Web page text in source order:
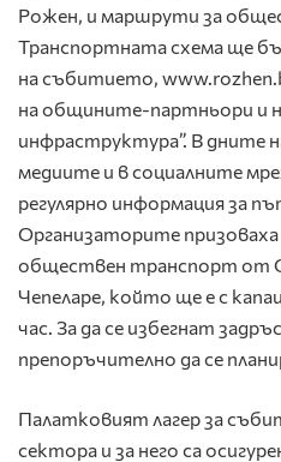
Рожен, и маршрути за
Транспортната схема ще
на събитието,
на общините-партньори и
инфраструктура”. В дните
медиите и в социалните
регулярно информация за
Организаторите призоваха
обществен транспорт от
Чепеларе, който ще е с
час. За да се избегнат
препоръчително да се
Палатковият лагер за
сектора и за него са